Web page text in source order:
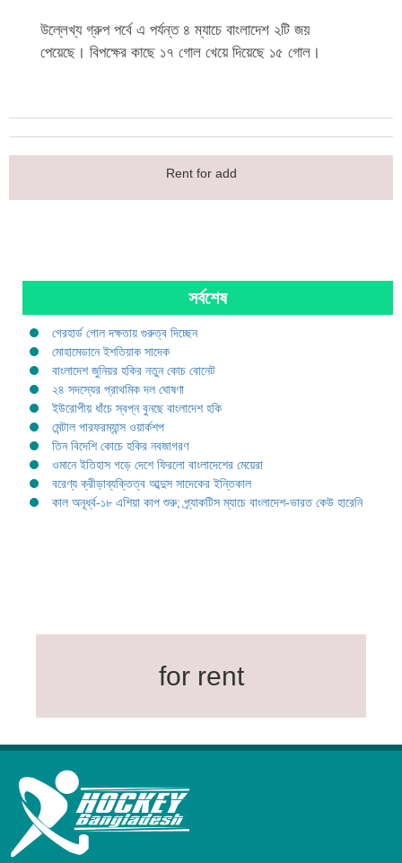
উল্লেখ্য গ্রুপ পর্বে এ পর্যন্ত ৪ ম্যাচে বাংলাদেশ ২টি জয়
পেয়েছে। বিপক্ষের কাছে ১৭ গোল খেয়ে দিয়েছে ১৫ গোল।
Rent for add
সর্বশেষ
গেরহার্ড গোল দক্ষতায় গুরুত্ব দিচ্ছেন
মোহামেডানে ইশতিয়াক সাদেক
বাংলাদেশ জুনিয়র হকির নতুন কোচ বোনেট
২৪ সদস্যের প্রাথমিক দল ঘোষণা
ইউরোপীয় ধাঁচে স্বপ্ন বুনছে বাংলাদেশ হকি
মেন্টাল পারফরম্যান্স ওয়ার্কশপ
তিন বিদেশি কোচে হকির নবজাগরণ
ওমানে ইতিহাস গড়ে দেশে ফিরলো বাংলাদেশের মেয়েরা
বরেণ্য ক্রীড়াব্যক্তিত্ব আব্দুস সাদেকের ইন্তিকাল
কাল অনূর্ধ্ব-১৮ এশিয়া কাপ শুরু; প্র্যাকটিস ম্যাচে বাংলাদেশ-ভারত কেউ হারেনি
for rent